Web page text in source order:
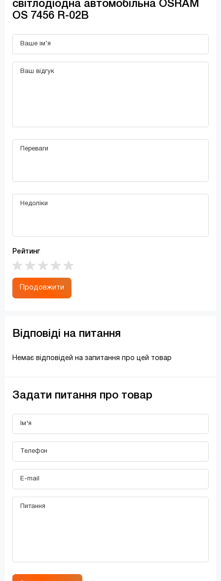
світлодіодна автомобільна OSRAM
OS 7456 R-02B
Рейтинг
Продовжити
Відповіді на питання
Немає відповідей на запитання про цей товар
Задати питання про товар